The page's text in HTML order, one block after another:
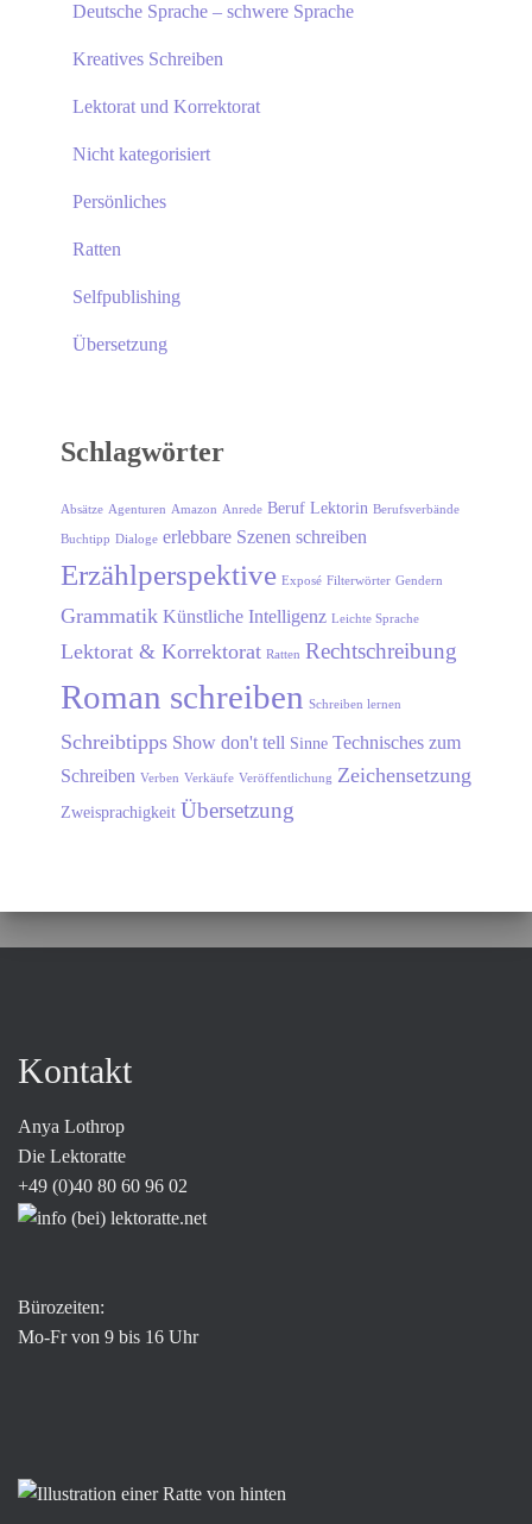
Deutsche Sprache – schwere Sprache
Kreatives Schreiben
Lektorat und Korrektorat
Nicht kategorisiert
Persönliches
Ratten
Selfpublishing
Übersetzung
Schlagwörter
Absätze Agenturen Amazon Anrede Beruf Lektorin Berufsverbände
Buchtipp Dialoge erlebbare Szenen schreiben
Erzählperspektive Exposé Filterwörter Gendern
Grammatik Künstliche Intelligenz Leichte Sprache
Lektorat & Korrektorat Ratten Rechtschreibung
Roman schreiben Schreiben lernen
Schreibtipps Show don't tell Sinne Technisches zum
Schreiben Verben Verkäufe Veröffentlichung Zeichensetzung
Zweisprachigkeit Übersetzung
Kontakt
Anya Lothrop
Die Lektoratte
+49 (0)40 80 60 96 02
Bürozeiten:
Mo-Fr von 9 bis 16 Uhr